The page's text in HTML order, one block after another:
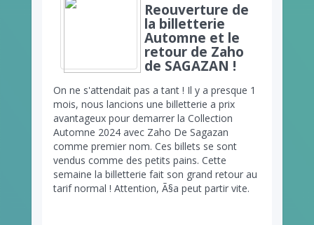
Reouverture de
la billetterie
Automne et le
retour de Zaho
de SAGAZAN !
On ne s'attendait pas a tant ! Il y a presque 1
mois, nous lancions une billetterie a prix
avantageux pour demarrer la Collection
Automne 2024 avec Zaho De Sagazan
comme premier nom. Ces billets se sont
vendus comme des petits pains. Cette
semaine la billetterie fait son grand retour au
tarif normal ! Attention, Ã§a peut partir vite.